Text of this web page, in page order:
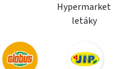
Hypermarket
letáky